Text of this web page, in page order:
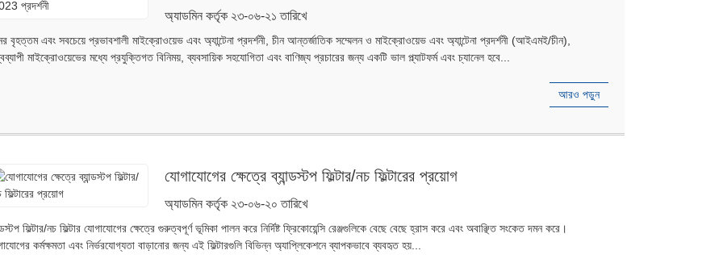
অ্যাডমিন কর্তৃক ২৩-০৬-২১ তারিখে
বৃহত্তম এবং সবচেয়ে প্রভাবশালী মাইক্রোওয়েভ এবং অ্যান্টেনা প্রদর্শনী, চীন আন্তর্জাতিক সম্মেলন ও মাইক্রোওয়েভ এবং অ্যান্টেনা প্রদর্শনী (আইএমই/চীন),
মাইক্রোওয়েভের মধ্যে প্রযুক্তিগত বিনিময়, ব্যবসায়িক সহযোগিতা এবং বাণিজ্য প্রচারের জন্য একটি ভাল প্ল্যাটফর্ম এবং চ্যানেল হবে...
আরও পড়ুন
যোগাযোগের ক্ষেত্রে ব্যান্ডস্টপ ফিল্টার/নচ ফিল্টারের প্রয়োগ
অ্যাডমিন কর্তৃক ২৩-০৬-২০ তারিখে
ফিল্টার/নচ ফিল্টার যোগাযোগের ক্ষেত্রে গুরুত্বপূর্ণ ভূমিকা পালন করে নির্দিষ্ট ফ্রিকোয়েন্সি রেঞ্জগুলিকে বেছে বেছে হ্রাস করে এবং অবাঞ্ছিত সংকেত দমন করে।
কর্মক্ষমতা এবং নির্ভরযোগ্যতা বাড়ানোর জন্য এই ফিল্টারগুলি বিভিন্ন অ্যাপ্লিকেশনে ব্যাপকভাবে ব্যবহৃত হয়...